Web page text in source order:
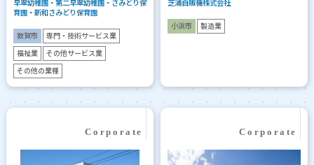
早翠幼稚園・第二早翠幼稚園・さみどり保
育園・新和さみどり保育園
敦賀市 専門・技術サービス業
福祉業 その他サービス業
その他の業種
芝浦自販機株式会社
小浜市 製造業